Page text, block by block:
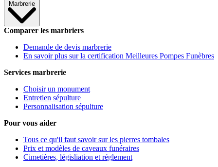
Marbrerie
Comparer les marbriers
Demande de devis marbrerie
En savoir plus sur la certification Meilleures Pompes Funèbres
Services marbrerie
Choisir un monument
Entretien sépulture
Personnalisation sépulture
Pour vous aider
Tous ce qu'il faut savoir sur les pierres tombales
Prix et modèles de caveaux funéraires
Cimetières, législiation et réglement